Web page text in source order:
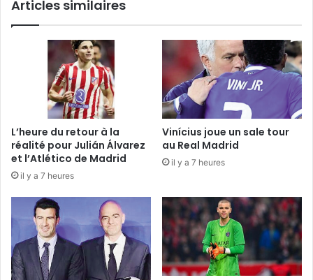
Articles similaires
L’heure du retour à la
réalité pour Julián Álvarez
et l’Atlético de Madrid
il y a 7 heures
Vinícius joue un sale tour
au Real Madrid
il y a 7 heures